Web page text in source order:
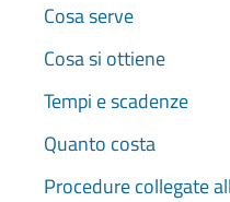
Cosa serve
Cosa si ottiene
Tempi e scadenze
Quanto costa
Procedure collegate